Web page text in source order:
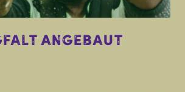
angebaut